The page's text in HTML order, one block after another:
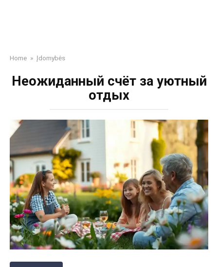
Home » Įdomybės
Неожиданный счёт за уютный
отдых